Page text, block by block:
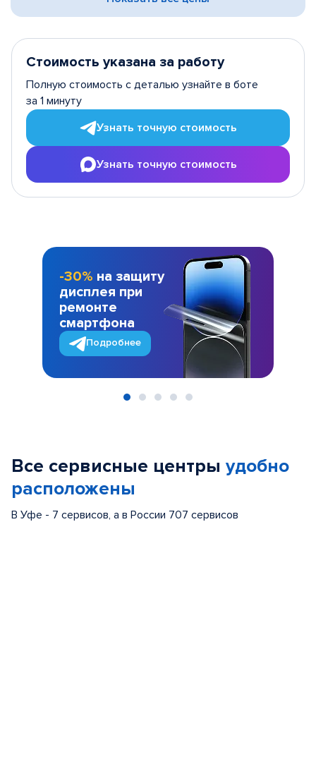
Стоимость указана за работу
Полную стоимость с деталью узнайте в боте
за 1 минуту
Узнать точную стоимость
Узнать точную стоимость
-30% на защиту
дисплея при
ремонте
смартфона
Подробнее
Все сервисные центры удобно
расположены
В Уфе - 7 сервисов, а в России 707 сервисов